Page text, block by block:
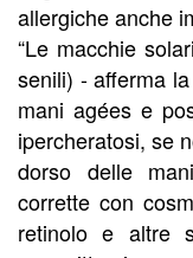
allergiche anche
“Le macchie
senili) - afferma
mani agées e
ipercheratosi, se
dorso delle
corrette con
retinolo e altre